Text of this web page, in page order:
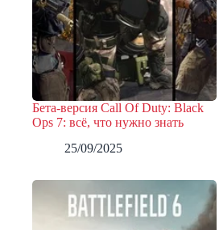
Бета-версия Call Of Duty: Black
Ops 7: всё, что нужно знать
25/09/2025